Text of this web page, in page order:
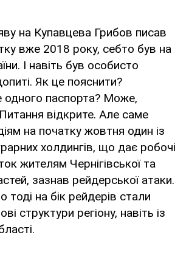
на Купавцева Грибов писав
вже 2018 року, себто був на
І навіть був особисто
Як це пояснити?
одного паспорта? Може,
відкрите. Але саме
на початку жовтня один із
холдингів, що дає робочі
жителям Чернігівської та
зазнав рейдерської атаки.
на бік рейдерів стали
структури регіону, навіть із